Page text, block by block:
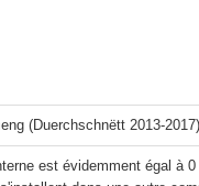
(Duerchschnëtt 2013-2017)
est évidemment égal à